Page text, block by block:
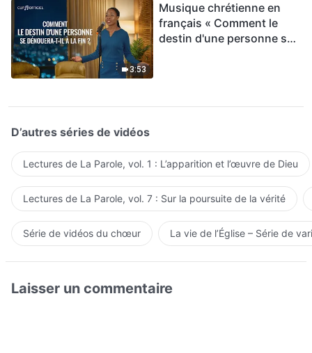
3:53
Musique chrétienne en
français « Comment le
destin d'une personne se
D’autres séries de vidéos
Lectures de La Parole, vol. 1 : L’apparition et l’œuvre de Dieu
Lectures de La Parole, vol. 7 : Sur la poursuite de la vérité
Série de vidéos du chœur La vie de l’Église – Série de
Laisser un commentaire